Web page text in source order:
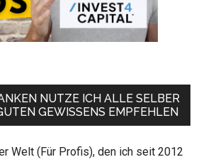
NUTZE ICH ALLE SELBER
GEWISSENS EMPFEHLEN
Welt (Für Profis), den ich seit 2012